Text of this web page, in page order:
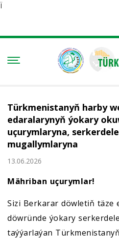
Ï
Türkmenistanyň harby
edaralarynyň ýokary
uçurymlaryna,
mugallymlaryna
13.06.2026
Mähriban uçurymlar!
Sizi Berkarar döwletiň täze
döwründe ýokary
taýýarlaýan